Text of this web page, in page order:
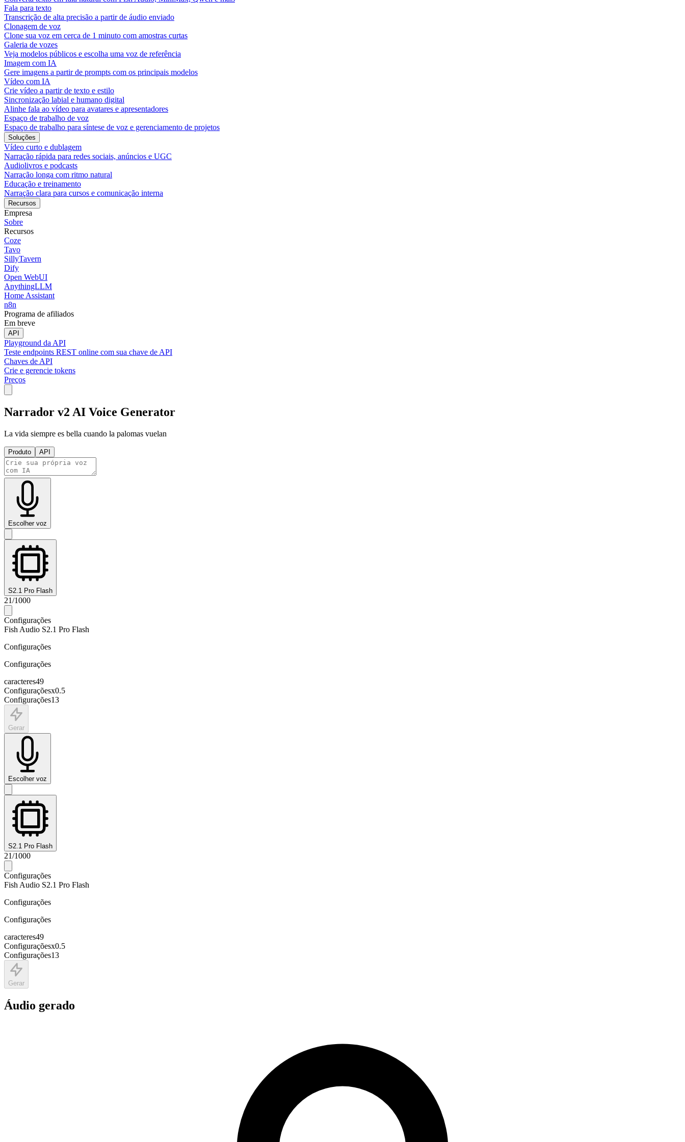
Fala para texto
Transcrição de alta precisão a partir de áudio enviado
Clonagem de voz
Clone sua voz em cerca de 1 minuto com amostras curtas
Galeria de vozes
Veja modelos públicos e escolha uma voz de referência
Imagem com IA
Gere imagens a partir de prompts com os principais modelos
Vídeo com IA
Crie vídeo a partir de texto e estilo
Sincronização labial e humano digital
Alinhe fala ao vídeo para avatares e apresentadores
Espaço de trabalho de voz
Espaço de trabalho para síntese de voz e gerenciamento de projetos
Soluções
Vídeo curto e dublagem
Narração rápida para redes sociais, anúncios e UGC
Audiolivros e podcasts
Narração longa com ritmo natural
Educação e treinamento
Narração clara para cursos e comunicação interna
Recursos
Empresa
Sobre
Recursos
Coze
Tavo
SillyTavern
Dify
Open WebUI
AnythingLLM
Home Assistant
n8n
Programa de afiliados
Em breve
API
Playground da API
Teste endpoints REST online com sua chave de API
Chaves de API
Crie e gerencie tokens
Preços
Narrador v2 AI Voice Generator
La vida siempre es bella cuando la palomas vuelan
Produto API
Escolher voz
S2.1 Pro Flash
21/1000
Configurações
Fish Audio S2.1 Pro Flash
Configurações
Configurações
caracteres49
Configuraçõesx0.5
Configurações13
Gerar
Escolher voz
S2.1 Pro Flash
21/1000
Configurações
Fish Audio S2.1 Pro Flash
Configurações
Configurações
caracteres49
Configuraçõesx0.5
Configurações13
Gerar
Áudio gerado